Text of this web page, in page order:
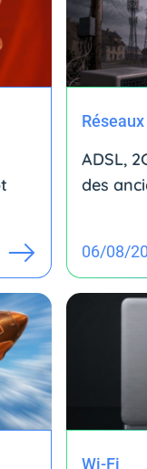
Réseaux
ADSL,
des
06/08/
Wi-Fi